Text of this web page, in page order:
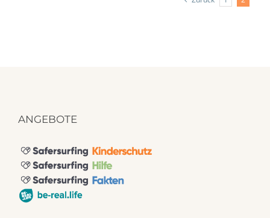
ANGEBOTE